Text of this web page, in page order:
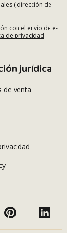
( dirección de
con el envío de e-
de privacidad
jurídica
de venta